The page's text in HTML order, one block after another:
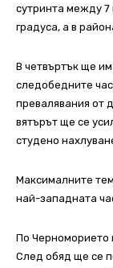
сутринта между 7
градуса, а в
В четвъртък ще
следобедните
превалявания от
вятърът ще се
студено
Максималните
най-западната
По Черноморието
След обяд ще се